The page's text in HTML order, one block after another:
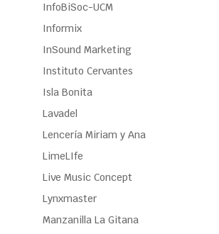
InfoBiSoc-UCM
Informix
InSound Marketing
Instituto Cervantes
Isla Bonita
Lavadel
Lencería Miriam y Ana
LimeLIfe
Live Music Concept
Lynxmaster
Manzanilla La Gitana